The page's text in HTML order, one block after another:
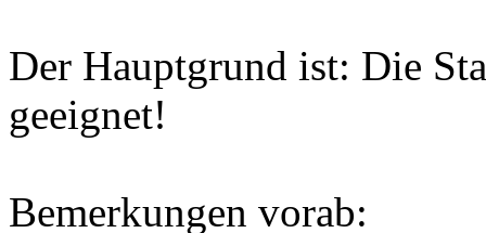
Der Hauptgrund ist: Die
geeignet!
Bemerkungen vorab: